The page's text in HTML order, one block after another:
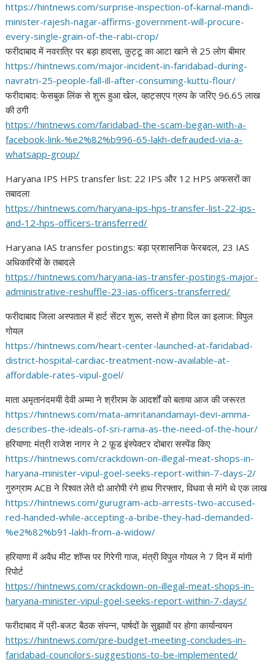
https://hintnews.com/surprise-inspection-of-karnal-mandi-
minister-rajesh-nagar-affirms-government-will-procure-
every-single-grain-of-the-rabi-crop/
फरीदाबाद में नवरात्रि पर बड़ा हादसा, कुट्टू का आटा खाने से 25 लोग बीमार
https://hintnews.com/major-incident-in-faridabad-during-
navratri-25-people-fall-ill-after-consuming-kuttu-flour/
फरीदाबाद: फेसबुक लिंक से शुरू हुआ खेल, व्हाट्सएप ग्रुप के जरिए 96.65 लाख
की ठगी
https://hintnews.com/faridabad-the-scam-began-with-a-
facebook-link-%e2%82%b996-65-lakh-defrauded-via-a-
whatsapp-group/
Haryana IPS HPS transfer list: 22 IPS और 12 HPS अफसरों का
तबादला
https://hintnews.com/haryana-ips-hps-transfer-list-22-ips-
and-12-hps-officers-transferred/
Haryana IAS transfer postings: बड़ा प्रशासनिक फेरबदल, 23 IAS
अधिकारियों के तबादले
https://hintnews.com/haryana-ias-transfer-postings-major-
administrative-reshuffle-23-ias-officers-transferred/
फरीदाबाद जिला अस्पताल में हार्ट सेंटर शुरू, सस्ते में होगा दिल का इलाज: विपुल
गोयल
https://hintnews.com/heart-center-launched-at-faridabad-
district-hospital-cardiac-treatment-now-available-at-
affordable-rates-vipul-goel/
माता अमृतानंदमयी देवी अम्मा ने श्रीराम के आदर्शों को बताया आज की जरूरत
https://hintnews.com/mata-amritanandamayi-devi-amma-
describes-the-ideals-of-sri-rama-as-the-need-of-the-hour/
हरियाणा: मंत्री राजेश नागर ने 2 फ़ूड इंस्पेक्टर दोबारा सस्पेंड किए
https://hintnews.com/crackdown-on-illegal-meat-shops-in-
haryana-minister-vipul-goel-seeks-report-within-7-days-2/
गुरुग्राम ACB ने रिश्वत लेते दो आरोपी रंगे हाथ गिरफ्तार, विधवा से मांगे थे एक लाख
https://hintnews.com/gurugram-acb-arrests-two-accused-
red-handed-while-accepting-a-bribe-they-had-demanded-
%e2%82%b91-lakh-from-a-widow/
हरियाणा में अवैध मीट शॉप्स पर गिरेगी गाज, मंत्री विपुल गोयल ने 7 दिन में मांगी
रिपोर्ट
https://hintnews.com/crackdown-on-illegal-meat-shops-in-
haryana-minister-vipul-goel-seeks-report-within-7-days/
फरीदाबाद में प्री-बजट बैठक संपन्न, पार्षदों के सुझावों पर होगा कार्यान्वयन
https://hintnews.com/pre-budget-meeting-concludes-in-
faridabad-councilors-suggestions-to-be-implemented/